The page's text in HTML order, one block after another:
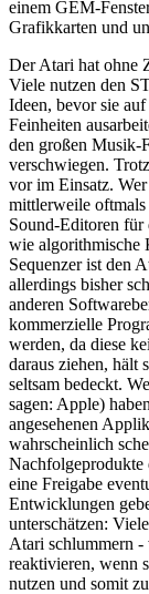
einem GEM-
Grafikkarten und
Der Atari hat ohne
Viele nutzen den
Ideen, bevor sie
Feinheiten
den großen Musik-
verschwiegen.
vor im Einsatz.
mittlerweile
Sound-Editoren für
wie algorithmische
Sequenzer ist den
allerdings bisher
anderen
kommerzielle
werden, da diese
daraus ziehen, hält
seltsam bedeckt.
sagen: Apple)
angesehenen
wahrscheinlich
Nachfolgeprodukte
eine Freigabe
Entwicklungen
unterschätzen:
Atari schlummern -
reaktivieren, wenn
nutzen und somit